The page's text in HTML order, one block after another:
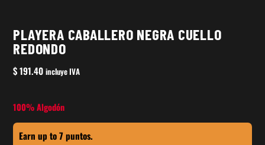
PLAYERA CABALLERO NEGRA CUELLO
REDONDO
$191.40 incluye IVA
100% Algodón
Earn up to 7 puntos.